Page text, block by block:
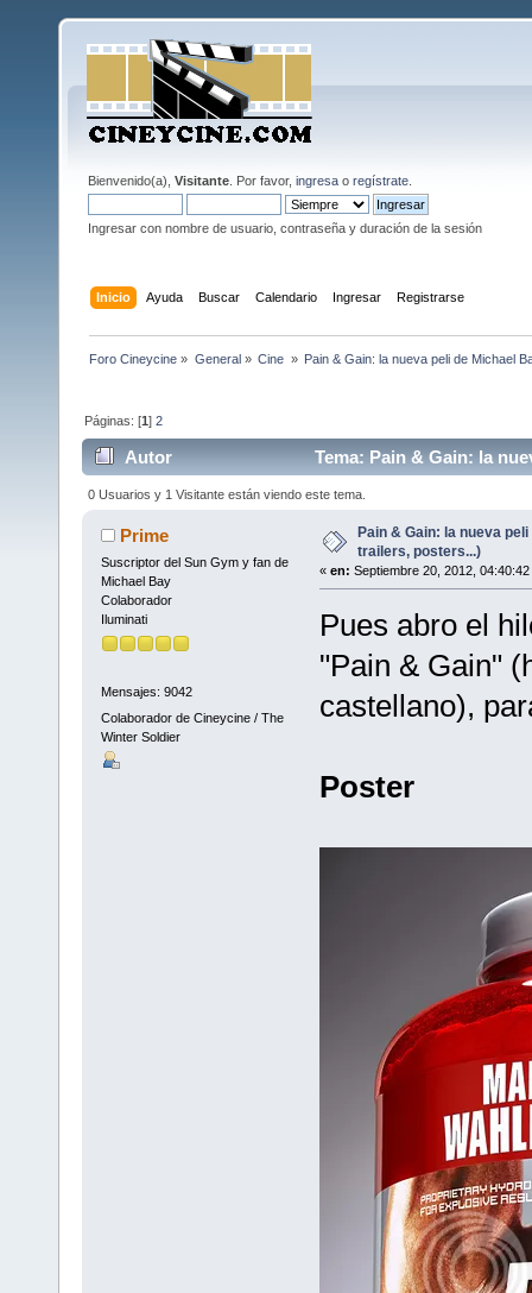
Bienvenido(a), Visitante . Por favor, ingresa o regístrate
Ingresar con nombre de usuario, contraseña y duración de la sesión
Inicio Ayuda Buscar Calendario Ingresar Registrarse
Foro Cineycine » General» Cine » Pain & Gain: la nueva peli de Michael
Páginas: [1]2
Autor
Tema: Pain & Gain: la
veces)
0 Usuarios y 1 Visitante están viendo este tema.
Prime
Suscriptor del Sun Gym y fan de
Michael Bay
Colaborador
Iluminati
Mensajes: 9042
Colaborador de Cineycine / The
Winter Soldier
Pain & Gain: la nueva
trailers, posters...)
« en: Septiembre 20, 2012, 04:40:42
Pues abro el
"Pain & Gain"
castellano),
Poster